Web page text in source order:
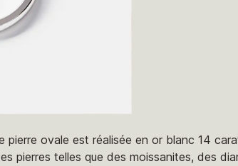
pierre ovale est réalisée en or blanc 14
pierres telles que des moissanites, des